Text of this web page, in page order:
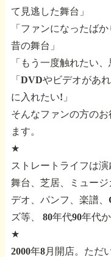
て見逃した舞台」
「ファンになったば
昔の舞台」
「もう一度触れたい、
「DVDやビデオがあ
に入れたい!」
そんなファンの方の
ます。
★
ストレートライフは
舞台、芝居、ミュー
デオ、パンフ、楽譜
ズ等、
80年代90年代
★
2000年8月開店。ただ